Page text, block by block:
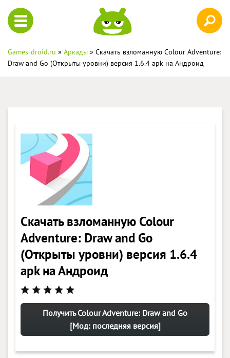
Games-droid.ru » Аркады » Скачать взломанную Colour Adventure:
Draw and Go (Открыты уровни) версия 1.6.4 apk на Андроид
Скачать взломанную Colour
Adventure: Draw and Go
(Открыты уровни) версия 1.6.4
apk на Андроид
Получить Colour Adventure: Draw and Go
[Мод: последняя версия]